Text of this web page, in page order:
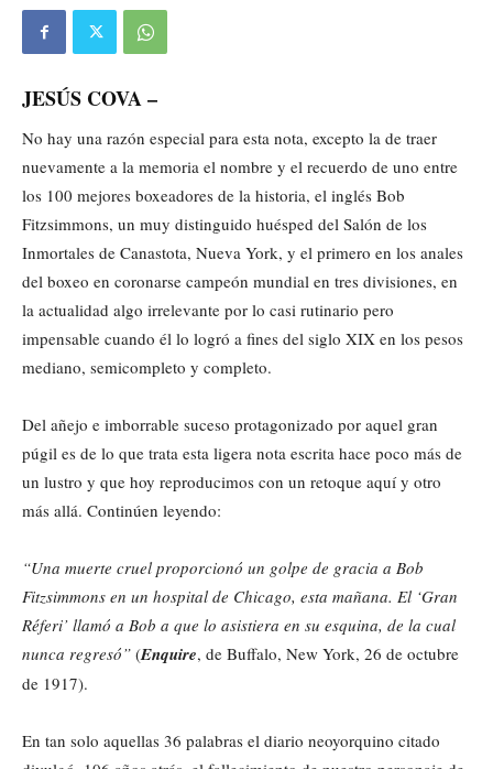
JESÚS COVA –
No hay una razón especial para esta nota, excepto la de traer
nuevamente a la memoria el nombre y el recuerdo de uno entre
los 100 mejores boxeadores de la historia, el inglés Bob
Fitzsimmons, un muy distinguido huésped del Salón de los
Inmortales de Canastota, Nueva York, y el primero en los anales
del boxeo en coronarse campeón mundial en tres divisiones, en
la actualidad algo irrelevante por lo casi rutinario pero
impensable cuando él lo logró a fines del siglo XIX en los pesos
mediano, semicompleto y completo.
Del añejo e imborrable suceso protagonizado por aquel gran
púgil es de lo que trata esta ligera nota escrita hace poco más de
un lustro y que hoy reproducimos con un retoque aquí y otro
más allá. Continúen leyendo:
“Una muerte cruel proporcionó un golpe de gracia a Bob
Fitzsimmons en un hospital de Chicago, esta mañana. El ‘Gran
Réferi’ llamó a Bob a que lo asistiera en su esquina, de la cual
nunca regresó” (Enquire, de Buffalo, New York, 26 de octubre
de 1917).
En tan solo aquellas 36 palabras el diario neoyorquino citado